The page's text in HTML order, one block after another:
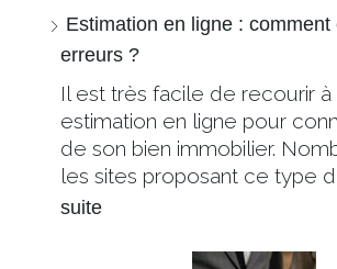
Estimation en ligne : comment
erreurs ?
Il est très facile de recourir à
estimation en ligne pour
de son bien immobilier.
les sites proposant ce type
suite